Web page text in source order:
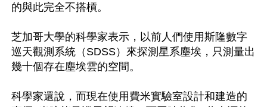
的與此完全不搭槓。
芝加哥大學的科學家表示，以前人們使用斯隆數字
巡天觀測系統（SDSS）來探測星系塵埃，只測量出
幾十個存在塵埃雲的空間。
科學家還說，而現在使用費米實驗室設計和建造的